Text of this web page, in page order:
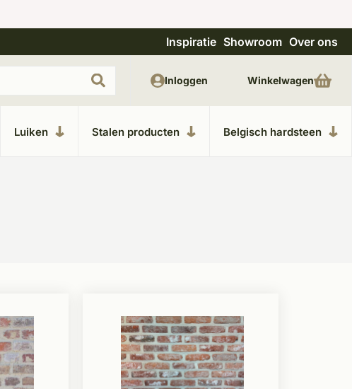
Uitgebreide showroom in Kesteren Unieke
Inspiratie Showroom Over ons
Luiken Stalen producten Belgisch hardsteen
Inloggen Winkelwagen